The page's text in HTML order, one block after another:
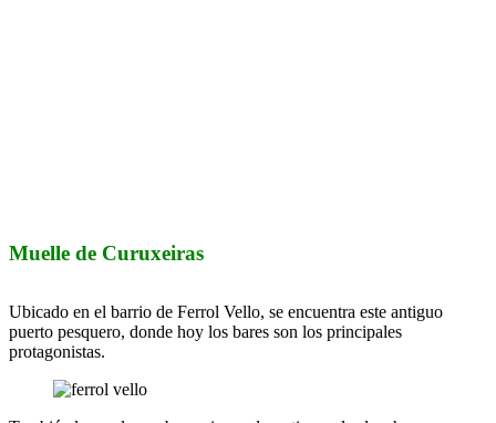
Muelle de Curuxeiras
Ubicado en el barrio de Ferrol Vello, se encuentra este antiguo
puerto pesquero, donde hoy los bares son los principales
protagonistas.